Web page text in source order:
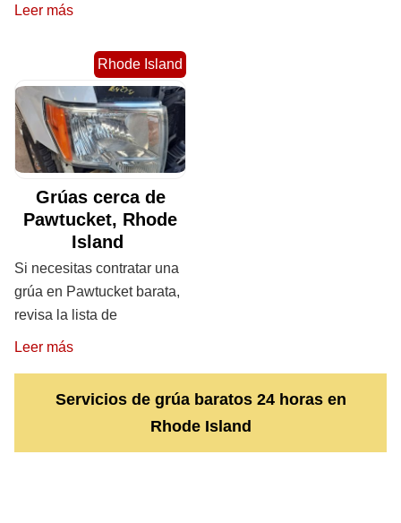
Leer más
Rhode Island
Grúas cerca de
Pawtucket, Rhode
Island
Si necesitas contratar una
grúa en Pawtucket barata,
revisa la lista de
Leer más
Servicios de grúa baratos 24 horas en
Rhode Island